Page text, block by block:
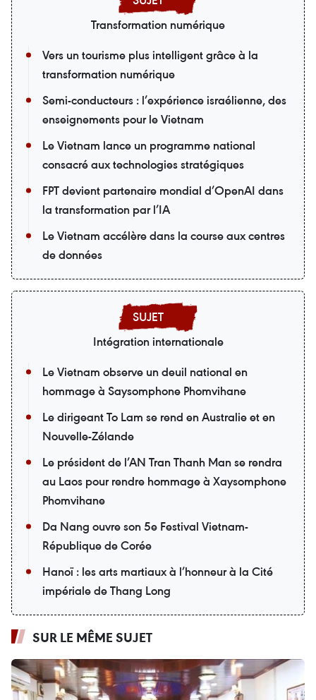
Transformation numérique
Vers un tourisme plus intelligent grâce à la
transformation numérique
Semi-conducteurs : l’expérience israélienne, des
enseignements pour le Vietnam
Le Vietnam lance un programme national
consacré aux technologies stratégiques
FPT devient partenaire mondial d’OpenAI dans
la transformation par l’IA
Le Vietnam accélère dans la course aux centres
de données
Intégration internationale
Le Vietnam observe un deuil national en
hommage à Saysomphone Phomvihane
Le dirigeant To Lam se rend en Australie et en
Nouvelle-Zélande
Le président de l’AN Tran Thanh Man se rendra
au Laos pour rendre hommage à Xaysomphone
Phomvihane
Da Nang ouvre son 5e Festival Vietnam-
République de Corée
Hanoï : les arts martiaux à l’honneur à la Cité
impériale de Thang Long
SUR LE MÊME SUJET